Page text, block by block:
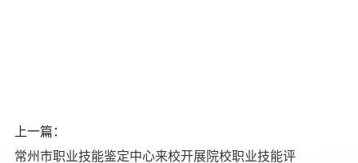
上一篇：
常州市职业技能鉴定中心来校开展院校职业技能评